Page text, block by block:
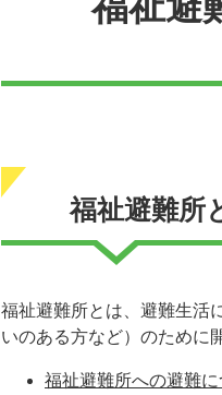
福祉避難所
福祉避難所とは、避難生活
いのある方など）のために
福祉避難所への避難に